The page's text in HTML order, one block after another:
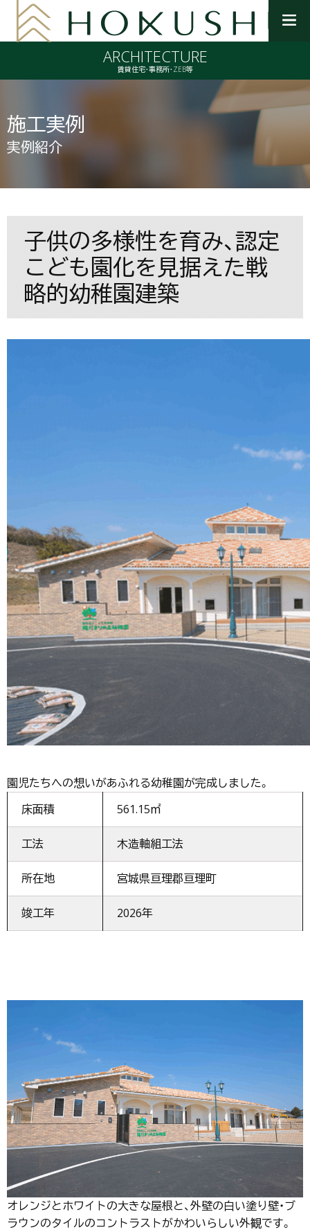
を
開
ARCHITECTURE
賃貸住宅・事務所・ZEB等
施工実例
実例紹介
子供の多様性を育み、認定
こども園化を見据えた戦
略的幼稚園建築
園児たちへの想いがあふれる幼稚園が完成しました。
床面積
561.15㎡
工法 木造軸組工法
所在地 宮城県亘理郡亘理町
竣工年 2026年
オレンジとホワイトの大きな屋根と、外壁の白い塗り壁・ブ
ラウンのタイルのコントラストがかわいらしい外観です。